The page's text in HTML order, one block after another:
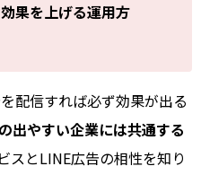
果を上げる運用方
配信すれば必ず効果が出る
出やすい企業には共通する
スとLINE広告の相性を知り